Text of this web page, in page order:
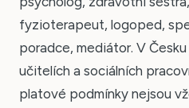
fyzioterapeut, logoped,
poradce, mediátor. V
učitelích a sociálních
platové podmínky nejsou